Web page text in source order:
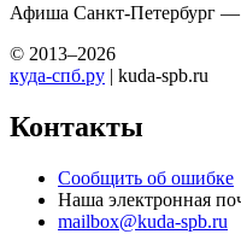
Афиша Санкт-Петербург —
© 2013–2026
куда-спб.ру | kuda-spb.ru
Контакты
Сообщить об ошибке
Наша электронная
mailbox@kuda-spb.ru